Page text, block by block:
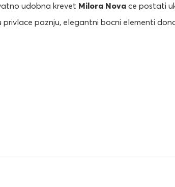
udobna krevet Milora Nova ce postati
paznju, elegantni bocni elementi